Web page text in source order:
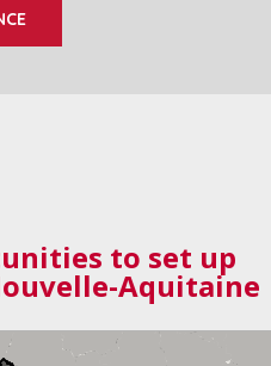
to set up
Aquitaine